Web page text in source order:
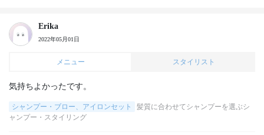
Erika
2022年05月01日
メニュー スタイリスト
気持ちよかったです。
シャンプー・ブロー、アイロンセット
髪質に合わせてシャンプーを選ぶシ
ャンプー・スタイリング